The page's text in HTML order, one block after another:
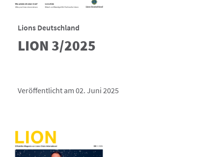
Lions Deutschland
LION 3/2025
Veröffentlicht am 02. Juni 2025